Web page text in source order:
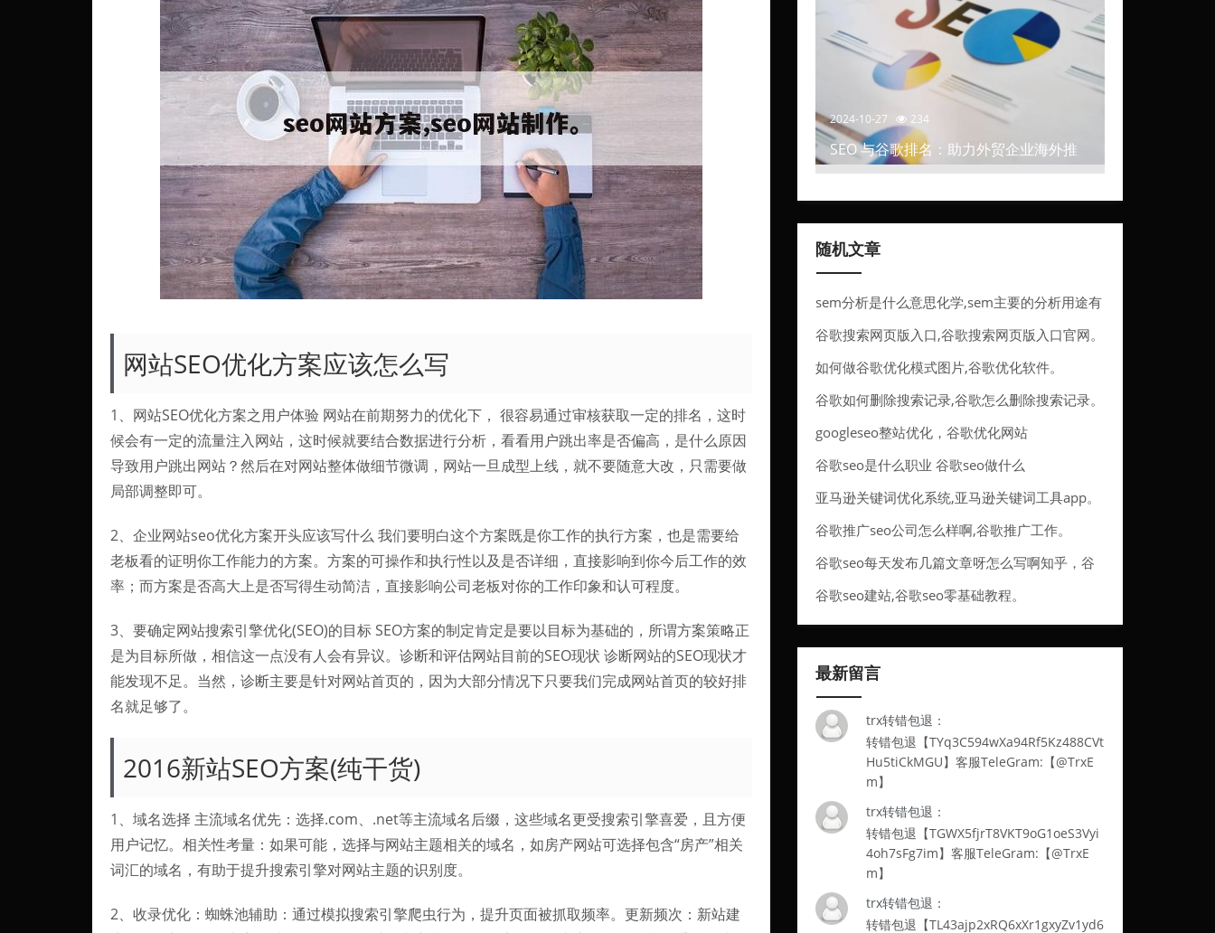
网站SEO优化方案应该怎么写
1、网站SEO优化方案之用户体验 网站在前期努力的优化下， 很容易通过审核获取一定的排名，这时
候会有一定的流量注入网站，这时候就要结合数据进行分析，看看用户跳出率是否偏高，是什么原因
导致用户跳出网站？然后在对网站整体做细节微调，网站一旦成型上线，就不要随意大改，只需要做
局部调整即可。
2、企业网站seo优化方案开头应该写什么 我们要明白这个方案既是你工作的执行方案，也是需要给
老板看的证明你工作能力的方案。方案的可操作和执行性以及是否详细，直接影响到你今后工作的效
率；而方案是否高大上是否写得生动简洁，直接影响公司老板对你的工作印象和认可程度。
3、要确定网站搜索引擎优化(SEO)的目标 SEO方案的制定肯定是要以目标为基础的，所谓方案策略正
是为目标所做，相信这一点没有人会有异议。诊断和评估网站目前的SEO现状 诊断网站的SEO现状才
能发现不足。当然，诊断主要是针对网站首页的，因为大部分情况下只要我们完成网站首页的较好排
名就足够了。
2016新站SEO方案(纯干货)
1、域名选择 主流域名优先：选择.com、.net等主流域名后缀，这些域名更受搜索引擎喜爱，且方便
用户记忆。相关性考量：如果可能，选择与网站主题相关的域名，如房产网站可选择包含“房产”相关
词汇的域名，有助于提升搜索引擎对网站主题的识别度。
2、收录优化：蜘蛛池辅助：通过模拟搜索引擎爬虫行为，提升页面被抓取频率。更新频次：新站建
2024-10-27 234
SEO 与谷歌排名：助力外贸企业海外推
广
随机文章
sem分析是什么意思化学,sem主要的分析用途有
哪些。
谷歌搜索网页版入口,谷歌搜索网页版入口官网。
如何做谷歌优化模式图片,谷歌优化软件。
谷歌如何删除搜索记录,谷歌怎么删除搜索记录。
googleseo整站优化，谷歌优化网站
谷歌seo是什么职业 谷歌seo做什么
亚马逊关键词优化系统,亚马逊关键词工具app。
谷歌推广seo公司怎么样啊,谷歌推广工作。
谷歌seo每天发布几篇文章呀怎么写啊知乎，谷
歌seo每天写文章有用吗
谷歌seo建站,谷歌seo零基础教程。
最新留言
trx转错包退：
转错包退【TYq3C594wXa94Rf5Kz488CVt
Hu5tiCkMGU】客服TeleGram:【@TrxE
m】
trx转错包退：
转错包退【TGWX5fjrT8VKT9oG1oeS3Vyi
4oh7sFg7im】客服TeleGram:【@TrxE
m】
trx转错包退：
转错包退【TL43ajp2xRQ6xXr1gxyZv1yd6